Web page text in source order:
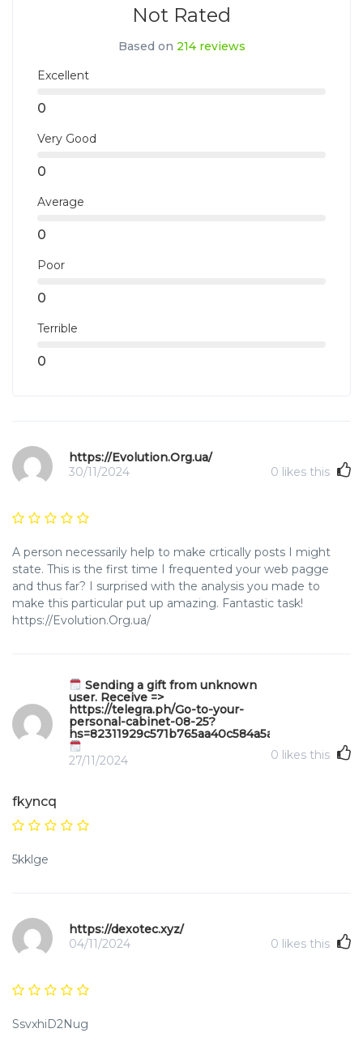
Not Rated
Based on 214 reviews
Excellent
0
Very Good
0
Average
0
Poor
0
Terrible
0
https://Evolution.Org.ua/
30/11/2024
0 likes this
A person necessarily help to make crtically posts I might
state. This is the first time I frequented your web pagge
and thus far? I surprised with the analysis you made to
make this particular put up amazing. Fantastic task!
https://Evolution.Org.ua/
Sending a gift from unknown
user. Receive =>
https://telegra.ph/Go-to-your-
personal-cabinet-08-25?
hs=82311929c571b765aa40c584a5a8de4c&
27/11/2024
0 likes this
fkyncq
5kklge
https://dexotec.xyz/
04/11/2024
0 likes this
SsvxhiD2Nug